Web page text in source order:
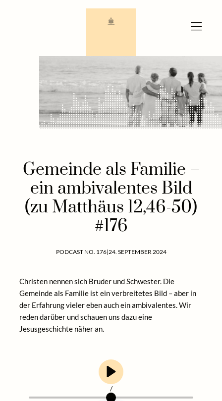
Gemeinde als Familie –
ein ambivalentes Bild
(zu Matthäus 12,46-50)
#176
PODCAST NO. 176|24. SEPTEMBER 2024
Christen nennen sich Bruder und Schwester. Die
Gemeinde als Familie ist ein verbreitetes Bild – aber in
der Erfahrung vieler eben auch ein ambivalentes. Wir
reden darüber und schauen uns dazu eine
Jesusgeschichte näher an.
/